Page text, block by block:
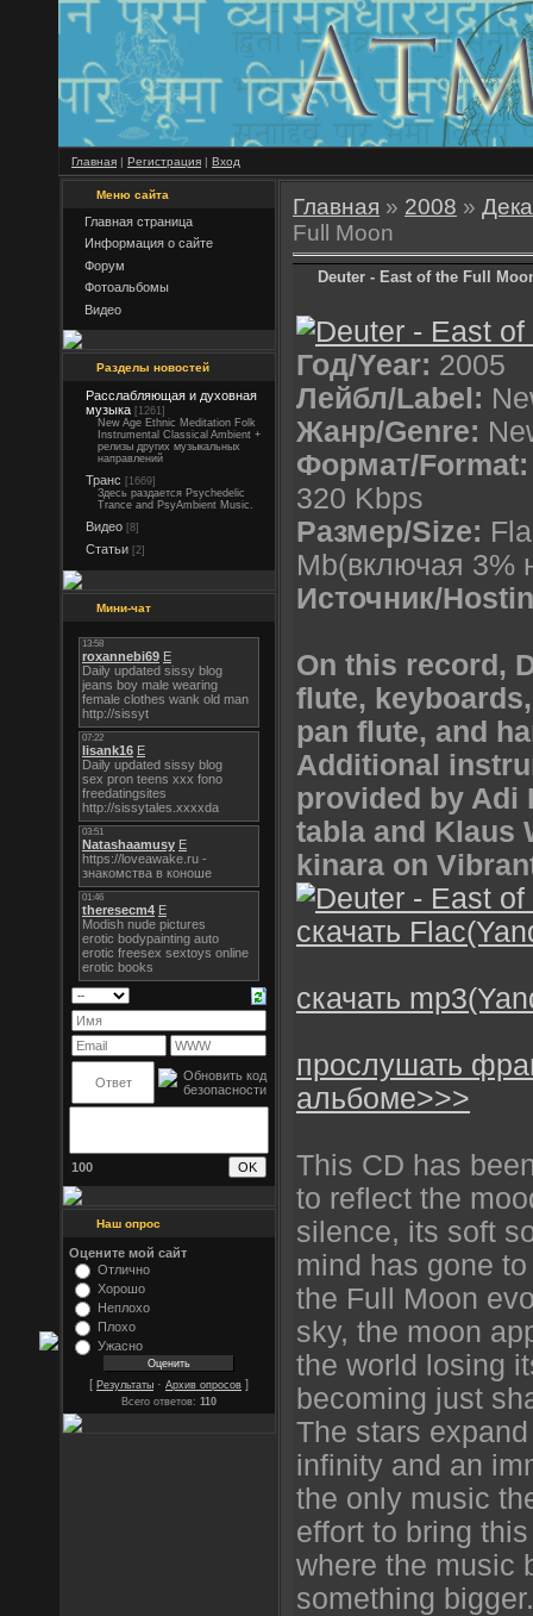
Главная | Регистрация | Вход
Меню сайта
Главная страница
Информация о сайте
Форум
Фотоальбомы
Видео
Разделы новостей
Расслабляющая и духовная
музыка [1261]
New Age Ethnic Meditation Folk
Instrumental Classical Ambient +
релизы других музыкальных
направлений
Транс [1669]
Здесь раздается Psychedelic
Trance and PsyAmbient Music.
Видео [8]
Статьи [2]
Мини-чат
100
Наш опрос
Оцените мой сайт
Отлично
Хорошо
Неплохо
Плохо
Ужасно
[ Результаты · Архив опросов ]
Всего ответов: 110
Главная » 2008 »
Full Moon
Deuter - East of the Full
Год/Year: 2005
Лейбл/Label:
Жанр/Genre:
Формат/Format:
320 Kbps
Размер/Size:
Mb(включая 3%
Источник/
On this record,
flute,
pan flute, and
Additional
provided by Adi
tabla and Klaus
kinara on
скачать
скачать
прослушать
альбоме>>>
This CD has
to reflect the
silence, its soft
mind has gone
the Full Moon
sky, the moon
the world losing
becoming just
The stars
infinity and an
the only music
effort to bring
where the music
something